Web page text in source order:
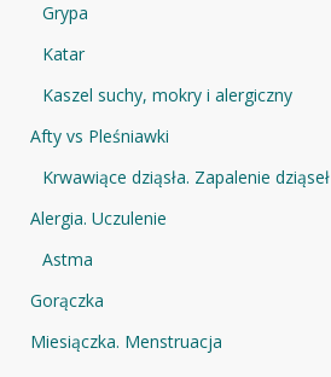
Grypa
Katar
Kaszel suchy, mokry i alergiczny
Afty vs Pleśniawki
Krwawiące dziąsła. Zapalenie dziąseł
Alergia. Uczulenie
Astma
Gorączka
Miesiączka. Menstruacja